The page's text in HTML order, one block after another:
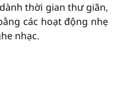
thời gian thư giãn,
các hoạt động nhẹ
nhạc.